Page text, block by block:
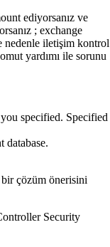
ediyorsanız ve
; exchange
nedenle iletişim kontrol
yardımı ile sorunu
specified. Specified
çözüm önerisini
Security